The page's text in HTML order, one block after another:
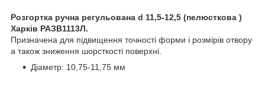
Розгортка ручна регульована d 11,5-12,5 (пелюсткова )
Харків РАЗВ1113Л.
Призначена для підвищення точності форми і розмірів отвору
а також зниження шорсткості поверхні.
Діаметр: 10,75-11,75 мм